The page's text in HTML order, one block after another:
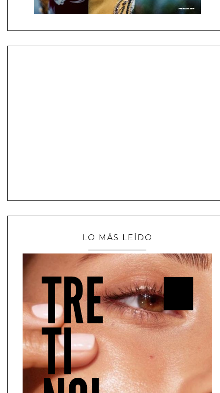
LO MÁS LEÍDO